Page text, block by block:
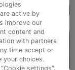
active by
improve our
content and
with partners
time accept or
your choices.
settings”.